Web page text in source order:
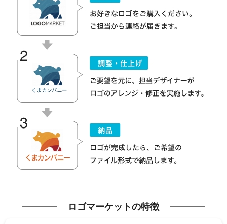
ロゴマーケットの特徴